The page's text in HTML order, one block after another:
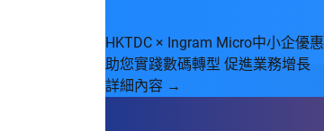
HKTDC × Ingram Micro中小企優惠
助您實踐數碼轉型 促進業務增長
詳細內容 →